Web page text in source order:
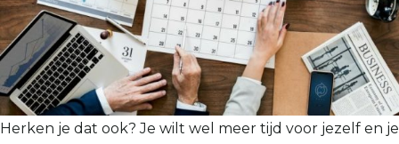
Herken je dat ook? Je wilt wel meer tijd voor jezelf en je